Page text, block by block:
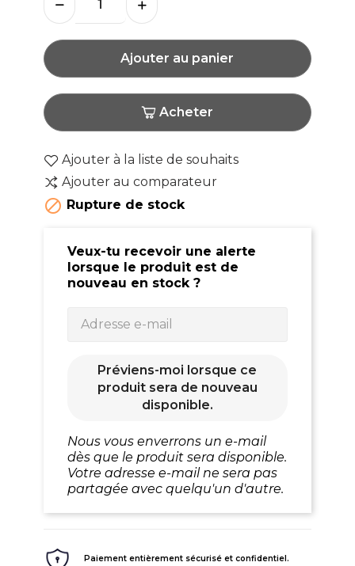
Ajouter au panier
Acheter
Ajouter à la liste de souhaits
Ajouter au comparateur
 Rupture de stock
Veux-tu recevoir une alerte
lorsque le produit est de
nouveau en stock ?
Préviens-moi lorsque ce
produit sera de nouveau
disponible.
Nous vous enverrons un e-mail
dès que le produit sera disponible.
Votre adresse e-mail ne sera pas
partagée avec quelqu'un d'autre.
Paiement entièrement sécurisé et confidentiel.